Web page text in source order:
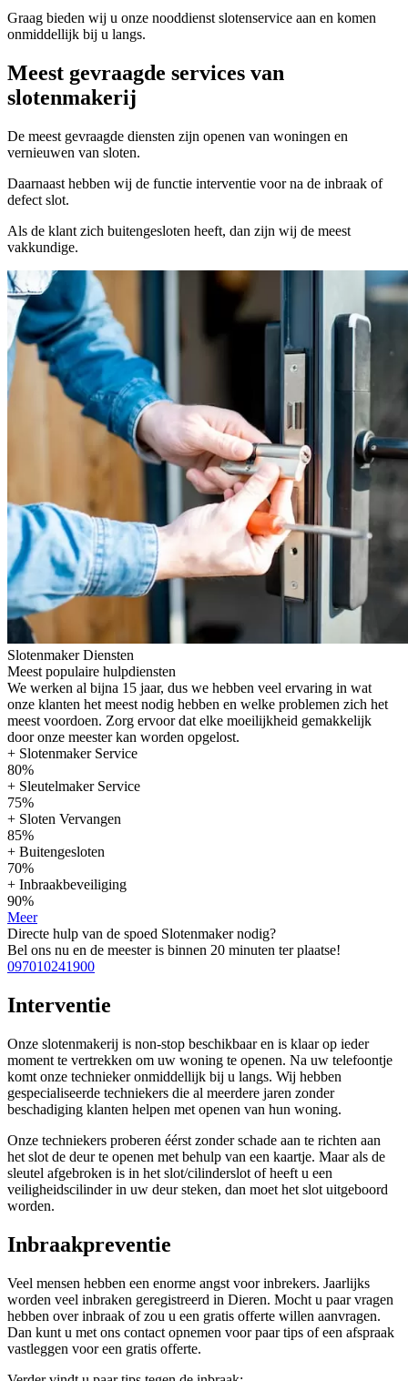
Graag bieden wij u onze nooddienst slotenservice aan en komen
onmiddellijk bij u langs.
Meest gevraagde services van
slotenmakerij
De meest gevraagde diensten zijn openen van woningen en
vernieuwen van sloten.
Daarnaast hebben wij de functie interventie voor na de inbraak of
defect slot.
Als de klant zich buitengesloten heeft, dan zijn wij de meest
vakkundige.
Slotenmaker Diensten
Meest populaire hulpdiensten
We werken al bijna 15 jaar, dus we hebben veel ervaring in wat
onze klanten het meest nodig hebben en welke problemen zich het
meest voordoen. Zorg ervoor dat elke moeilijkheid gemakkelijk
door onze meester kan worden opgelost.
+ Slotenmaker Service
80%
+ Sleutelmaker Service
75%
+ Sloten Vervangen
85%
+ Buitengesloten
70%
+ Inbraakbeveiliging
90%
Meer
Directe hulp van de spoed Slotenmaker nodig?
Bel ons nu en de meester is binnen 20 minuten ter plaatse!
097010241900
Interventie
Onze slotenmakerij is non-stop beschikbaar en is klaar op ieder
moment te vertrekken om uw woning te openen. Na uw telefoontje
komt onze technieker onmiddellijk bij u langs. Wij hebben
gespecialiseerde techniekers die al meerdere jaren zonder
beschadiging klanten helpen met openen van hun woning.
Onze techniekers proberen éérst zonder schade aan te richten aan
het slot de deur te openen met behulp van een kaartje. Maar als de
sleutel afgebroken is in het slot/cilinderslot of heeft u een
veiligheidscilinder in uw deur steken, dan moet het slot uitgeboord
worden.
Inbraakpreventie
Veel mensen hebben een enorme angst voor inbrekers. Jaarlijks
worden veel inbraken geregistreerd in Dieren. Mocht u paar vragen
hebben over inbraak of zou u een gratis offerte willen aanvragen.
Dan kunt u met ons contact opnemen voor paar tips of een afspraak
vastleggen voor een gratis offerte.